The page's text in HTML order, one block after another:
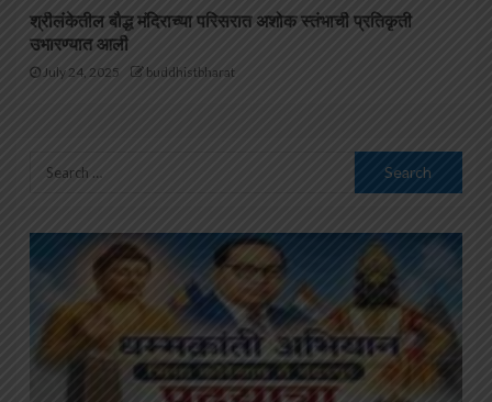
श्रीलंकेतील बौद्ध मंदिराच्या परिसरात अशोक स्तंभाची प्रतिकृती
उभारण्यात आली
July 24, 2025 buddhistbharat